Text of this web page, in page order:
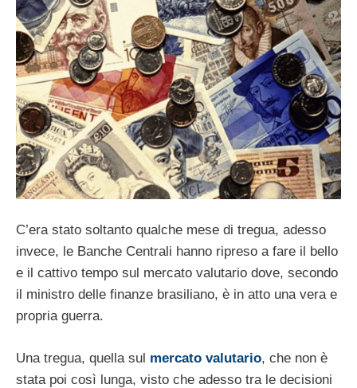
C’era stato soltanto qualche mese di tregua, adesso
invece, le Banche Centrali hanno ripreso a fare il bello
e il cattivo tempo sul mercato valutario dove, secondo
il ministro delle finanze brasiliano, è in atto una vera e
propria guerra.
Una tregua, quella sul mercato valutario, che non è
stata poi così lunga, visto che adesso tra le decisioni